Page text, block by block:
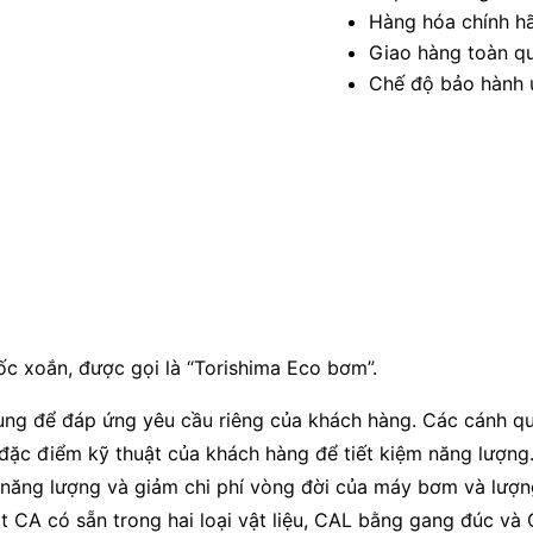
Hàng hóa chính
Giao hàng toàn
Chế độ bảo hành
xoắn, được gọi là “Torishima Eco bơm”.
để đáp ứng yêu cầu riêng của khách hàng. Các cánh
điểm kỹ thuật của khách hàng để tiết kiệm năng
lượng và giảm chi phí vòng đời của máy bơm và
có sẵn trong hai loại vật liệu, CAL bằng gang đúc